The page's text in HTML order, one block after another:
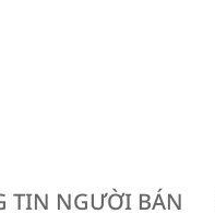
TIN NGƯỜI BÁN